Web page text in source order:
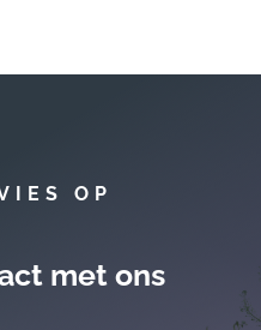
OP
met ons